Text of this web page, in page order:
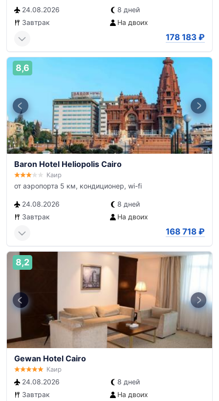
24.08.2026
8 дней
Завтрак
На двоих
178 183 ₽
8,6
Baron Hotel Heliopolis Cairo
Каир
от аэропорта 5 км, кондиционер, wi-fi
24.08.2026
8 дней
Завтрак
На двоих
168 718 ₽
8,2
Gewan Hotel Cairo
Каир
24.08.2026
8 дней
Завтрак
На двоих